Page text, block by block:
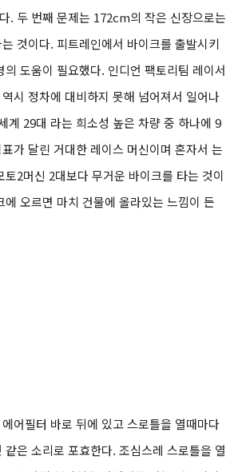
. 두 번째 문제는 172cm의 작은 신장으로는
것이다. 피트레인에서 바이크를 출발시키
의 도움이 필요했다. 인디언 팩토리팀 레이서
시 정차에 대비하지 못해 넘어져서 일어나
계 29대 라는 희소성 높은 차량 중 하나에 9
가 달린 거대한 레이스 머신이며 혼자서 는
토2머신 2대보다 무거운 바이크를 타는 것이
에 오르면 마치 건물에 올라있는 느낌이 든
어필터 바로 뒤에 있고 스로틀을 열때마다
은 소리로 포효한다. 조심스레 스로틀을 열